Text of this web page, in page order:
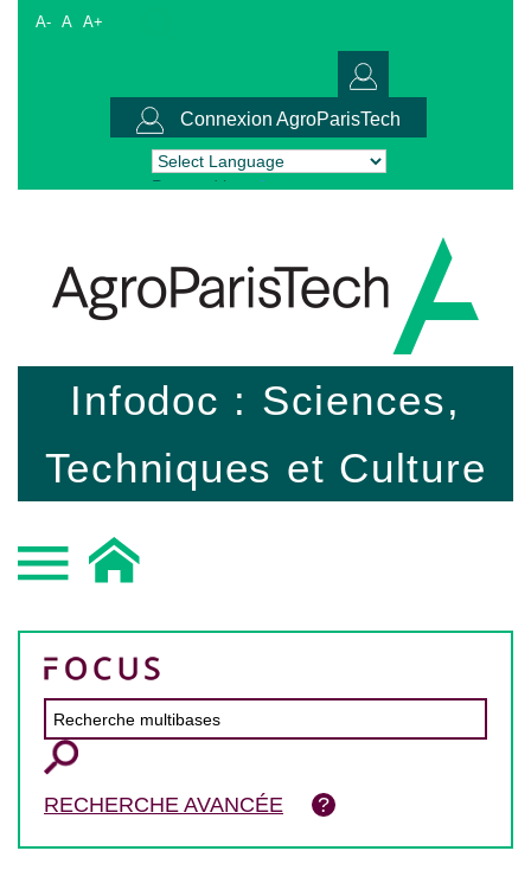
A- A A+
Connexion AgroParisTech
Powered by Translate
Infodoc : Sciences,
Techniques et Culture
RECHERCHE AVANCÉE